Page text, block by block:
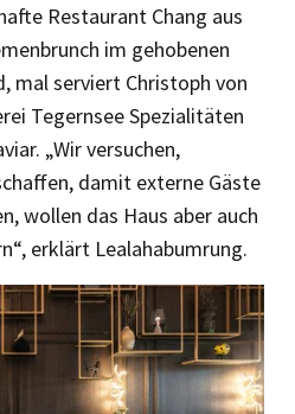
Restaurant Chang aus
im gehobenen
mal serviert Christoph von
Tegernsee Spezialitäten
„Wir versuchen,
damit externe ­Gäste
wollen das Haus aber auch
erklärt Lealahabumrung.